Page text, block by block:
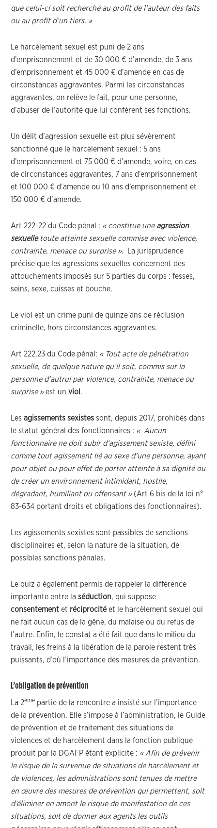
que celui-ci soit recherché au profit de l’auteur des faits
ou au profit d’un tiers. »
Le harcèlement sexuel est puni de 2 ans
d’emprisonnement et de 30 000 € d’amende, de 3 ans
d’emprisonnement et 45 000 € d’amende en cas de
circonstances aggravantes. Parmi les circonstances
aggravantes, on relève le fait, pour une personne,
d’abuser de l’autorité que lui confèrent ses fonctions.
Un délit d’agression sexuelle est plus sévèrement
sanctionné que le harcèlement sexuel : 5 ans
d’emprisonnement et 75 000 € d’amende, voire, en cas
de circonstances aggravantes, 7 ans d’emprisonnement
et 100 000 € d’amende ou 10 ans d’emprisonnement et
150 000 € d’amende.
Art 222-22 du Code pénal : « constitue une agression
sexuelletoute atteinte sexuelle commise avec violence,
contrainte, menace ou surprise ». La jurisprudence
précise que les agressions sexuelles concernent des
attouchements imposés sur 5 parties du corps : fesses,
seins, sexe, cuisses et bouche.
Le viol est un crime puni de quinze ans de réclusion
criminelle, hors circonstances aggravantes.
Art 222.23 du Code pénal: « Tout acte de pénétration
sexuelle, de quelque nature qu’il soit, commis sur la
personne d’autrui par violence, contrainte, menace ou
surprise »est unviol .
Lesagissements sexistes sont, depuis 2017, prohibés dans
le statut général des fonctionnaires : « Aucun
fonctionnaire ne doit subir d’agissement sexiste, défini
comme tout agissement lié au sexe d’une personne, ayant
pour objet ou pour effet de porter atteinte à sa dignité ou
de créer un environnement intimidant, hostile,
dégradant, humiliant ou offensant »(Art 6 bis de la loi n°
83-634 portant droits et obligations des fonctionnaires).
Les agissements sexistes sont passibles de sanctions
disciplinaires et, selon la nature de la situation, de
possibles sanctions pénales.
Le quiz a également permis de rappeler la différence
importante entre laséduction, qui suppose
consentement et réciprocitéet le harcèlement sexuel qui
ne fait aucun cas de la gêne, du malaise ou du refus de
l’autre. Enfin, le constat a été fait que dans le milieu du
travail, les freins à la libération de la parole restent très
puissants, d’où l’importance des mesures de prévention.
L’obligation de prévention
La 2ème partie de la rencontre a insisté sur l’importance
de la prévention. Elle s’impose à l’administration, le Guide
de prévention et de traitement des situations de
violences et de harcèlement dans la fonction publique
produit par la DGAFP étant explicite : « Afin de prévenir
le risque de la survenue de situations de harcèlement et
de violences, les administrations sont tenues de mettre
en œuvre des mesures de prévention qui permettent, soit
d’éliminer en amont le risque de manifestation de ces
situations, soit de donner aux agents les outils